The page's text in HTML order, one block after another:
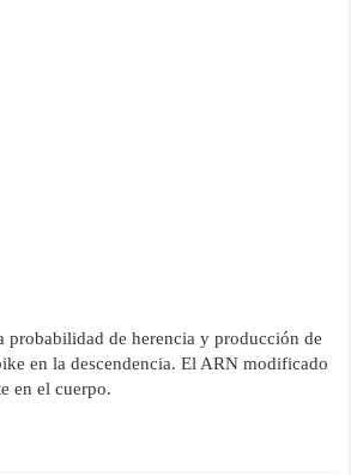
probabilidad de herencia y producción de
en la descendencia. El ARN modificado
en el cuerpo.